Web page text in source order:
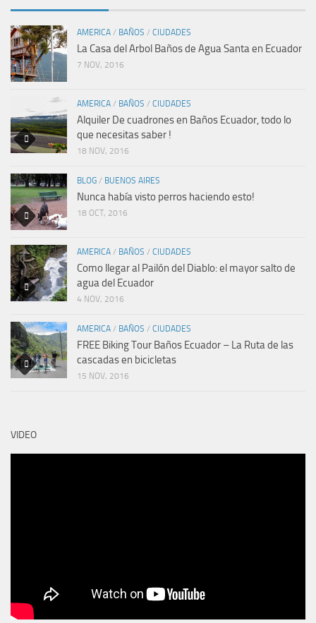
AMERICA / BAÑOS / CIUDADES
La Casa del Arbol Baños de Agua Santa en Ecuador
7 NOV, 2016
AMERICA / BAÑOS / CIUDADES
Alquiler De cuadrones en Baños Ecuador, todo lo
que necesitas saber !
18 NOV, 2016
BLOG / BUENOS AIRES
Nunca había visto perros haciendo esto!
18 OCT, 2016
AMERICA / BAÑOS / CIUDADES
Como llegar al Pailón del Diablo: el mayor salto de
agua del Ecuador
4 NOV, 2016
AMERICA / BAÑOS / CIUDADES
FREE Biking Tour Baños Ecuador – La Ruta de las
cascadas en bicicletas
15 NOV, 2016
VIDEO